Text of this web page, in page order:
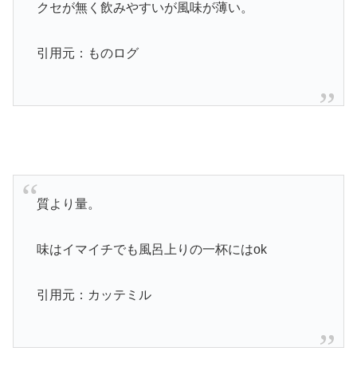
クセが無く飲みやすいが風味が薄い。
引用元：ものログ
質より量。
味はイマイチでも風呂上りの一杯にはok
引用元：カッテミル